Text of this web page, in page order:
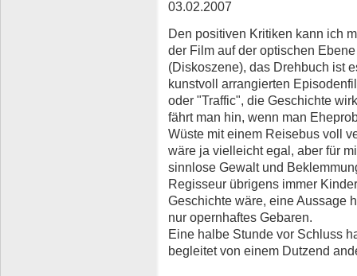
03.02.2007
Den positiven Kritiken kann ich
der Film auf der optischen
(Diskoszene), das Drehbuch ist
kunstvoll arrangierten
oder "Traffic", die Geschichte
fährt man hin, wenn man
Wüste mit einem Reisebus voll
wäre ja vielleicht egal, aber für
sinnlose Gewalt und
Regisseur übrigens immer
Geschichte wäre, eine Aussage
nur opernhaftes Gebaren.
Eine halbe Stunde vor Schluss
begleitet von einem Dutzend